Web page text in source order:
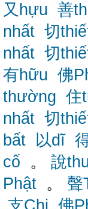
又hựu 善
nhất 切
nhất 切
有hữu 佛
thường 住
nhất 切
bất 以dĩ
cố 。 說
Phật 。 聲
支Chi 佛